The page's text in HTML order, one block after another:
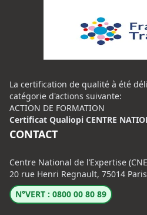
La certification de qualité à été
catégorie d'actions suivante:
ACTION DE FORMATION
Certificat Qualiopi CENTRE
CONTACT
Centre National de l’Expertise
20 rue Henri Regnault, 75014 Paris
N°VERT : 0800 00 80 89